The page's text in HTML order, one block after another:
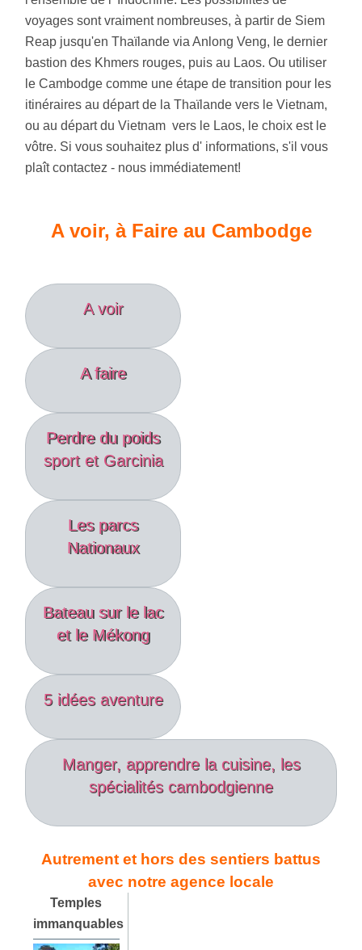
voyages sont vraiment nombreuses, à partir de Siem
Reap jusqu'en Thaïlande via Anlong Veng, le dernier
bastion des Khmers rouges, puis au Laos. Ou utiliser
le Cambodge comme une étape de transition pour les
itinéraires au départ de la Thaïlande vers le Vietnam,
ou au départ du Vietnam vers le Laos, le choix est le
vôtre. Si vous souhaitez plus d' informations, s'il vous
plaît contactez - nous immédiatement!
A voir, à Faire au Cambodge
A voir
A faire
Perdre du poids
sport et Garcinia
Les parcs
Nationaux
Bateau sur le lac
et le Mékong
5 idées aventure
Manger, apprendre la cuisine, les
spécialités cambodgienne
Autrement et hors des sentiers battus
avec notre agence locale
Temples
immanquables